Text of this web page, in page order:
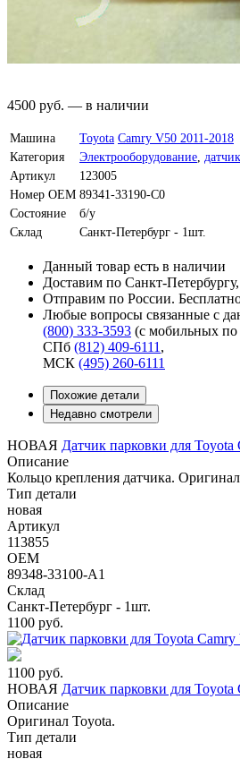
4500 руб. — в наличии
Машина Toyota Camry V50 2011-2018
Категория
Электрооборудование
Артикул
123005
Номер OEM 89341-33190-C0
Состояние
б/у
Склад
Санкт-Петербург - 1шт.
Данный товар есть в наличии
Доставим по Санкт-
Отправим по России.
Любые вопросы связанные с
(800) 333-3593 (с мобильных по
СПб (812) 409-6111 ,
МСК (495) 260-6111
Похожие детали
Недавно смотрели
НОВАЯ Датчик парковки для
Описание
Кольцо крепления датчика.
Тип детали
новая
Артикул
113855
OEM
89348-33100-A1
Склад
Санкт-Петербург - 1шт.
1100 руб.
1100 руб.
НОВАЯ Датчик парковки для
Описание
Оригинал Toyota.
Тип детали
новая